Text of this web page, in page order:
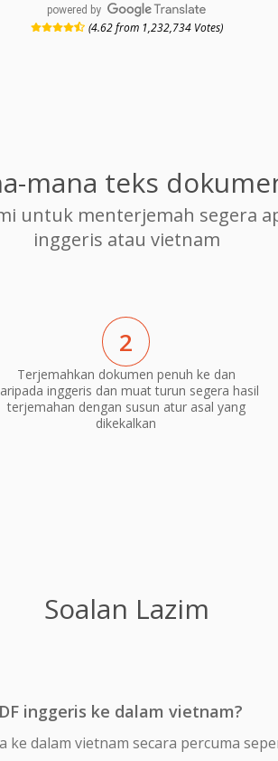
powered by
(4.62 from 1,232,734 Votes)
mana teks
untuk menterjemah segera
inggeris atau vietnam
2
Terjemahkan dokumen penuh ke dan
inggeris dan muat turun segera hasil
terjemahan dengan susun atur asal yang
dikekalkan
Soalan Lazim
inggeris ke dalam vietnam?
dalam vietnam secara percuma